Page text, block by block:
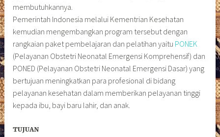
membutuhkannya.
Pemerintah Indonesia melalui Kementrian Kesehatan
kemudian mengembangkan program tersebut dengan
rangkaian paket pembelajaran dan pelatihan yaitu PONEK
(Pelayanan Obstetri Neonatal Emergensi Komprehensif) dan
PONED (Pelayanan Obstetri Neonatal Emergensi Dasar) yang
bertujuan meningkatkan para profesional di bidang
pelayanan kesehatan dalam memberikan pelayanan tinggi
kepada ibu, bayi baru lahir, dan anak.
TUJUAN